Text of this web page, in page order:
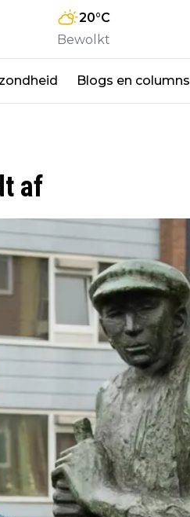
20°C
Bewolkt
Blogs en columns
af